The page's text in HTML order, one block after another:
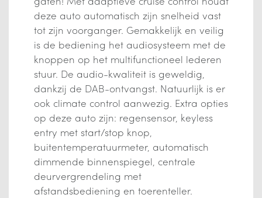
deze auto automatisch zijn snelheid vast
tot zijn voorganger. Gemakkelijk en veilig
is de bediening het audiosysteem met de
knoppen op het multifunctioneel lederen
stuur. De audio-kwaliteit is geweldig,
dankzij de DAB-ontvangst. Natuurlijk is er
ook climate control aanwezig. Extra opties
op deze auto zijn: regensensor, keyless
entry met start/stop knop,
buitentemperatuurmeter, automatisch
dimmende binnenspiegel, centrale
deurvergrendeling met
afstandsbediening en toerenteller.